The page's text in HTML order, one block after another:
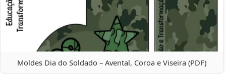
Moldes Dia do Soldado – Avental, Coroa e Viseira (PDF)